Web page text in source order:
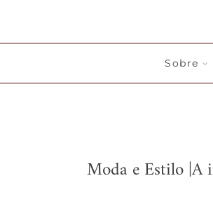
Sobre
Moda e Estilo |A